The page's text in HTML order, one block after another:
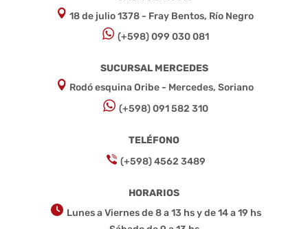
18 de julio 1378 - Fray Bentos, Río Negro
(+598) 099 030 081
SUCURSAL MERCEDES
Rodó esquina Oribe - Mercedes, Soriano
(+598) 091 582 310
TELÉFONO
(+598) 4562 3489
HORARIOS
Lunes a Viernes de 8 a 13 hs y de 14 a 19 hs